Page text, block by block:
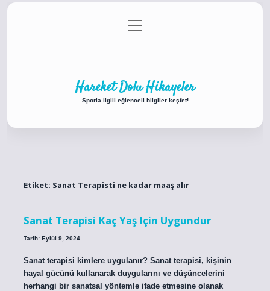
Gizlilik Politikası
menüyü
aç
Hareket Dolu Hikayeler
Sporla ilgili eğlenceli bilgiler keşfet!
Etiket: Sanat Terapisti ne kadar maaş alır
Sanat Terapisi Kaç Yaş Için Uygundur
Tarih: Eylül 9, 2024
Sanat terapisi kimlere uygulanır? Sanat terapisi, kişinin
hayal gücünü kullanarak duygularını ve düşüncelerini
herhangi bir sanatsal yöntemle ifade etmesine olanak